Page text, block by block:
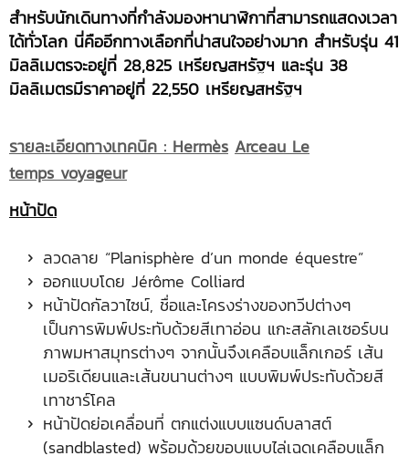
สำหรับนักเดินทางที่กำลังมองหานาฬิกาที่สามารถแสดงเวลา
ได้ทั่วโลก นี่คืออีกทางเลือกที่น่าสนใจอย่างมาก สำหรับรุ่น 41
มิลลิเมตรจะอยู่ที่ 28,825 เหรียญสหรัฐฯ และรุ่น 38
มิลลิเมตรมีราคาอยู่ที่ 22,550 เหรียญสหรัฐฯ
รายละเอียดทางเทคนิค : Hermès Arceau Le
temps voyageur
หน้าปัด
ลวดลาย “Planisphère d’un monde équestre”
ออกแบบโดย Jérôme Colliard
หน้าปัดกัลวาไซน์, ชื่อและโครงร่างของทวีปต่างๆ
เป็นการพิมพ์ประทับด้วยสีเทาอ่อน แกะสลักเลเซอร์บน
ภาพมหาสมุทรต่างๆ จากนั้นจึงเคลือบแล็กเกอร์ เส้น
เมอริเดียนและเส้นขนานต่างๆ แบบพิมพ์ประทับด้วยสี
เทาชาร์โคล
หน้าปัดย่อเคลื่อนที่ ตกแต่งแบบแซนด์บลาสต์
(sandblasted) พร้อมด้วยขอบแบบไล่เฉดเคลือบแล็ก